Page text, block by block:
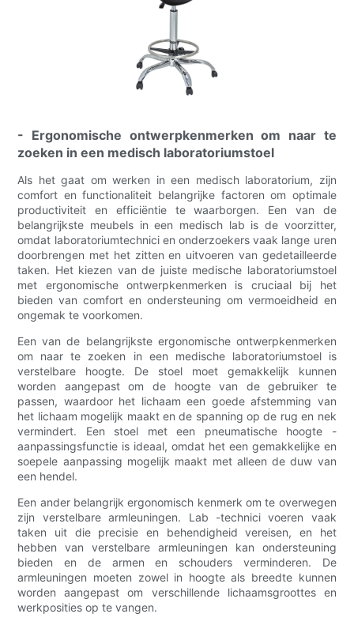
- Ergonomische ontwerpkenmerken om naar te
zoeken in een medisch laboratoriumstoel
Als het gaat om werken in een medisch laboratorium, zijn
comfort en functionaliteit belangrijke factoren om optimale
productiviteit en efficiëntie te waarborgen. Een van de
belangrijkste meubels in een medisch lab is de voorzitter,
omdat laboratoriumtechnici en onderzoekers vaak lange uren
doorbrengen met het zitten en uitvoeren van gedetailleerde
taken. Het kiezen van de juiste medische laboratoriumstoel
met ergonomische ontwerpkenmerken is cruciaal bij het
bieden van comfort en ondersteuning om vermoeidheid en
ongemak te voorkomen.
Een van de belangrijkste ergonomische ontwerpkenmerken
om naar te zoeken in een medische laboratoriumstoel is
verstelbare hoogte. De stoel moet gemakkelijk kunnen
worden aangepast om de hoogte van de gebruiker te
passen, waardoor het lichaam een ​​goede afstemming van
het lichaam mogelijk maakt en de spanning op de rug en nek
vermindert. Een stoel met een pneumatische hoogte -
aanpassingsfunctie is ideaal, omdat het een gemakkelijke en
soepele aanpassing mogelijk maakt met alleen de duw van
een hendel.
Een ander belangrijk ergonomisch kenmerk om te overwegen
zijn verstelbare armleuningen. Lab -technici voeren vaak
taken uit die precisie en behendigheid vereisen, en het
hebben van verstelbare armleuningen kan ondersteuning
bieden en de armen en schouders verminderen. De
armleuningen moeten zowel in hoogte als breedte kunnen
worden aangepast om verschillende lichaamsgroottes en
werkposities op te vangen.